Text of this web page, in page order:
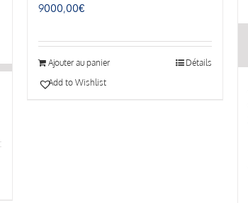
9000,00€
Ajouter au panier
Détails
Add to Wishlist